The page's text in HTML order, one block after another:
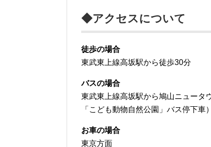
◆アクセスについて
徒歩の場合
東武東上線高坂駅から徒歩30分
バスの場合
東武東上線高坂駅から鳩山ニュータ
「こども動物自然公園」バス停下車）
お車の場合
東京方面